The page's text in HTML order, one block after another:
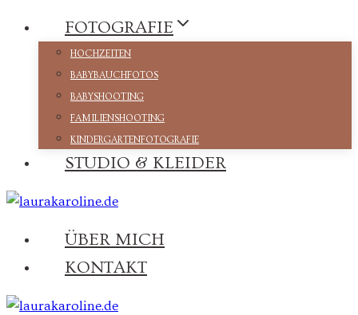
Zum
Inhalt
FOTOGRAFIE
HOCHZEITEN
BABYBAUCHFOTOS
BABYSHOOTING
FAMILIENSHOOTING
KINDERGARTENFOTOGRAFIE
STUDIO & KLEIDER
ÜBER MICH
KONTAKT